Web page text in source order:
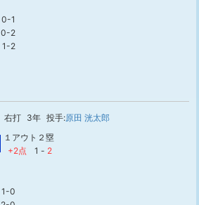
0-1
0-2
1-2
右打 3年 投手:原田 洸太郎
１アウト２塁
+2点
1 - 2
1-0